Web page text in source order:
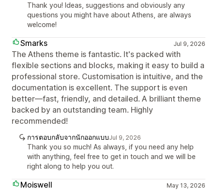
Thank you! Ideas, suggestions and obviously any
questions you might have about Athens, are always
welcome!
Smarks Jul 9, 2026
The Athens theme is fantastic. It's packed with
flexible sections and blocks, making it easy to build a
professional store. Customisation is intuitive, and the
documentation is excellent. The support is even
better—fast, friendly, and detailed. A brilliant theme
backed by an outstanding team. Highly
recommended!
การตอบกลับจากนักออกแบบJul 9, 2026
Thank you so much! As always, if you need any help
with anything, feel free to get in touch and we will be
right along to help you out.
Moiswell May 13, 2026